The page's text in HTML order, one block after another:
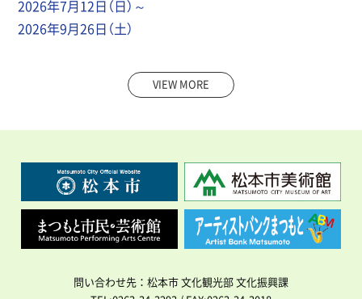
2026年7月12日（日）～
2026年9月26日（土）
VIEW MORE
問い合わせ先：松本市 文化観光部 文化振興課